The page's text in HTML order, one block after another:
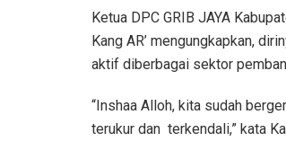
Ketua DPC GRIB JAYA
Kang AR’ mengungkapkan,
aktif diberbagai sektor
“Inshaa Alloh, kita sudah
terukur dan terkendali,” kata